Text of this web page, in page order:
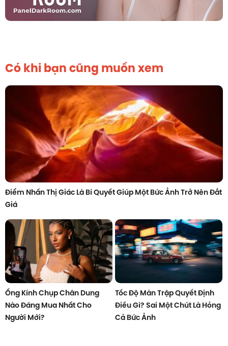
Có khi bạn cũng muốn xem
Điểm Nhấn Thị Giác Là Bí Quyết Giúp Một Bức Ảnh Trở Nên Đắt
Giá
Ống Kính Chụp Chân Dung
Nào Đáng Mua Nhất Cho
Người Mới?
Tốc Độ Màn Trập Quyết Định
Điều Gì? Sai Một Chút Là Hỏng
Cả Bức Ảnh